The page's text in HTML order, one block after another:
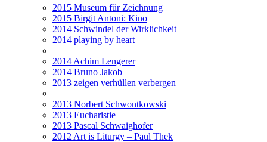
2015 Museum für Zeichnung
2015 Birgit Antoni: Kino
2014 Schwindel der Wirklichkeit
2014 playing by heart
2014 Achim Lengerer
2014 Bruno Jakob
2013 zeigen verhüllen verbergen
2013 Norbert Schwontkowski
2013 Eucharistie
2013 Pascal Schwaighofer
2012 Art is Liturgy – Paul Thek